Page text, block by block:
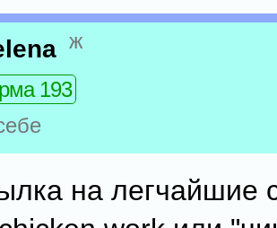
ж
193
на легчайшие